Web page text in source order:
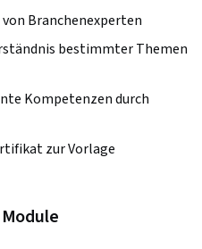
Branchenexperten
bestimmter Themen
Kompetenzen durch
zur Vorlage